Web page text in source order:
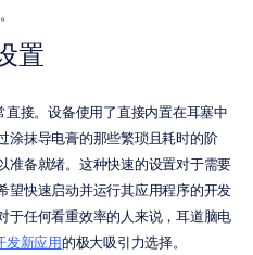
置
接。设备使用了直接内置在耳塞中
涂抹导电膏的那些繁琐且耗时的阶
准备就绪。这种快速的设置对于需要
望快速启动并运行其应用程序的开发
于任何看重效率的人来说，耳道脑电
发新应用的极大吸引力选择。